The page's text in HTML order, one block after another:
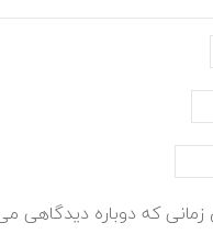
زمانی که دوباره دیدگاهی